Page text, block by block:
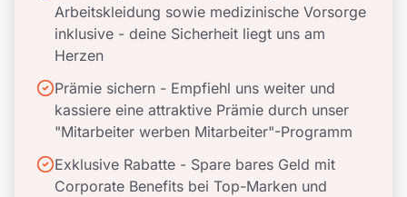
Arbeitskleidung sowie medizinische Vorsorge
inklusive - deine Sicherheit liegt uns am
Herzen
Prämie sichern - Empfiehl uns weiter und
kassiere eine attraktive Prämie durch unser
"Mitarbeiter werben Mitarbeiter"-Programm
Exklusive Rabatte - Spare bares Geld mit
Corporate Benefits bei Top-Marken und